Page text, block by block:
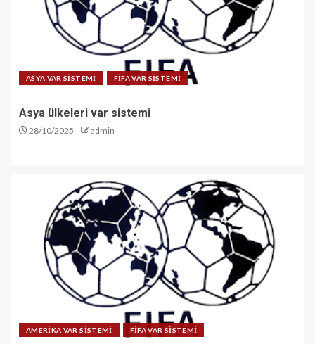
ASYA VAR SİSTEMİ FİFA VAR SİSTEMİ
Asya ülkeleri var sistemi
28/10/2025 admin
AMERİKA VAR SİSTEMİ FİFA VAR SİSTEMİ